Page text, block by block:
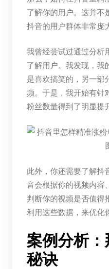
了解你的用户。这并不
抖音的用户群体非常庞
我曾经尝试过通过分析
了解用户。我发现，我
是喜欢搞笑的，另一部
频。于是，我开始有针
粉丝数量得到了明显提
此外，你还需要了解抖
音会根据你的视频内容
判断你的视频是否值得
利用这些数据，来优化
案例分析
秘诀